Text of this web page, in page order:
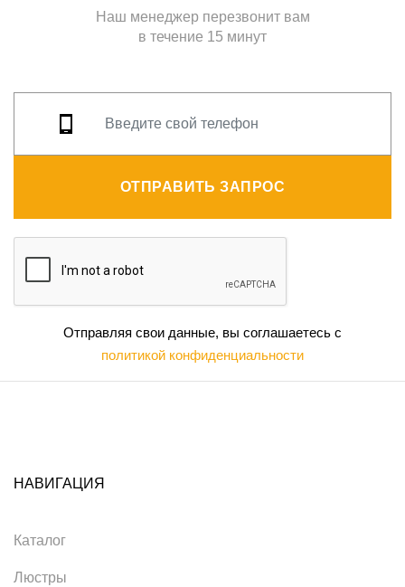
Наш менеджер перезвонит вам
в течение 15 минут
ОТПРАВИТЬ ЗАПРОС
Отправляя свои данные, вы соглашаетесь с
политикой конфиденциальности
НАВИГАЦИЯ
Каталог
Люстры